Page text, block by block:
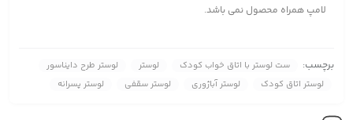
لامپ همراه محصول نمی باشد.
برچسب: ست لوستر با اتاق خواب کودک لوستر
لوستر طرح دایناسور
لوستر اتاق کودک
لوستر آباژوری لوستر سقفی لوستر پسرانه